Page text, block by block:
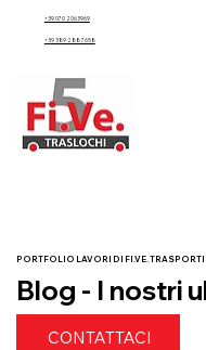
+39 070 2063969
+39 389 288 7658
PORTFOLIO LAVORI DI FI.VE. TRASPORTI
Blog - I nostri
CONTATTACI